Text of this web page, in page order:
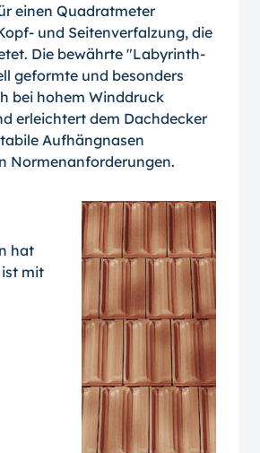
einen Quadratmeter
und Seitenverfalzung, die
Die bewährte "Labyrinth-
geformte und besonders
bei hohem Winddruck
erleichtert dem Dachdecker
Aufhängnasen
Normenanforderungen.
hat
ist mit